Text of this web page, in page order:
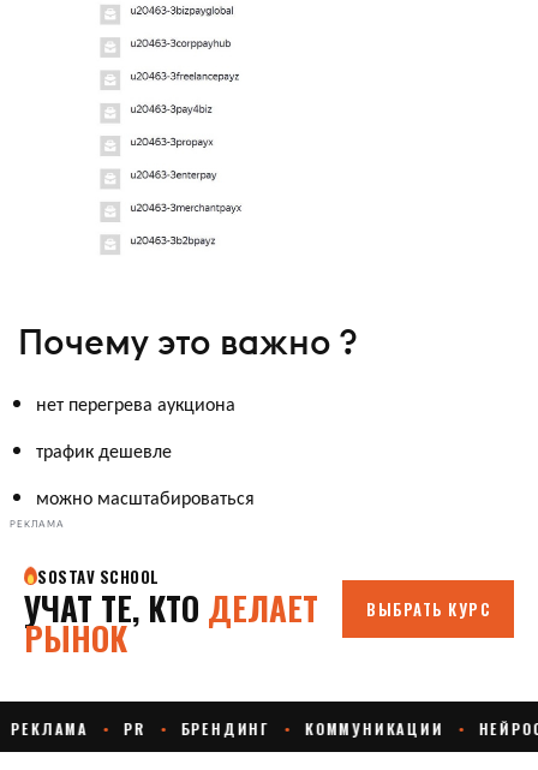
Почему это важно ?
нет перегрева аукциона
трафик дешевле
можно масштабироваться
РЕКЛАМА